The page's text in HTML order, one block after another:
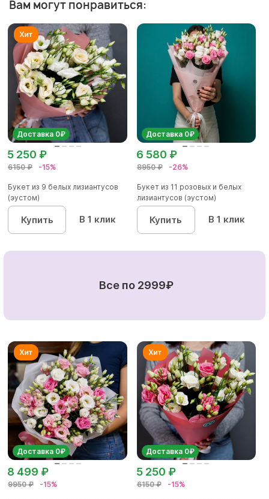
Вам могут понравиться:
Доставка 0₽
6150 ₽ -15%
5 250 ₽
Букет из 9 белых лизиантусов
(эустом)
Купить В 1 клик
Доставка 0₽
8950 ₽ -26%
6 580 ₽
Букет из 11 розовых и белых
лизиантусов (эустом)
Купить В 1 клик
Все по 2999₽
Доставка 0₽
9950 ₽ -15%
8 499 ₽
Доставка 0₽
6150 ₽ -15%
5 250 ₽